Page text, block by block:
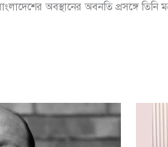
অবস্থানের অবনতি প্রসঙ্গে